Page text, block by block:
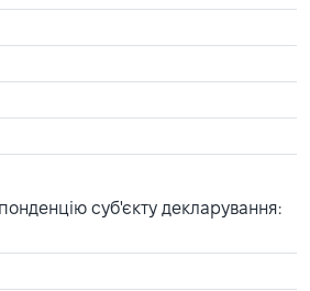
суб'єкту декларування: